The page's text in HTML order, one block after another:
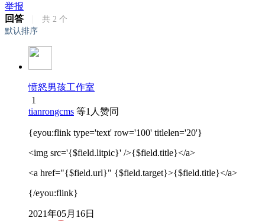
举报
回答
共 2 个
默认排序
愤怒男孩工作室
1
tianrongcms 等1人赞同
{eyou:flink type='text' row='100' titlelen='20'}
<img src='{$field.litpic}' />{$field.title}</a>
<a href="{$field.url}" {$field.target}>{$field.title}</a>
{/eyou:flink}
2021年05月16日